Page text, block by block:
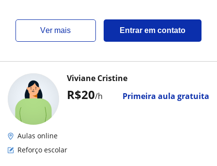
ver mais Entrar em contato
R$20/h Primeira aula gratuita
Viviane Cristine
Aulas online
Reforço escolar